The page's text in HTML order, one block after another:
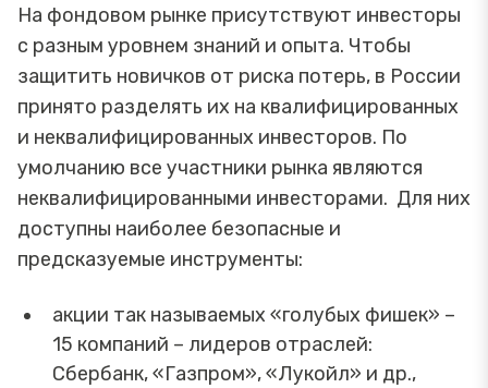
На фондовом рынке присутствуют инвесторы
с разным уровнем знаний и опыта. Чтобы
защитить новичков от риска потерь, в России
принято разделять их на квалифицированных
и неквалифицированных инвесторов. По
умолчанию все участники рынка являются
неквалифицированными инвесторами. Для них
доступны наиболее безопасные и
предсказуемые инструменты:
акции так называемых «голубых фишек» –
15 компаний – лидеров отраслей:
Сбербанк, «Газпром», «Лукойл» и др.,